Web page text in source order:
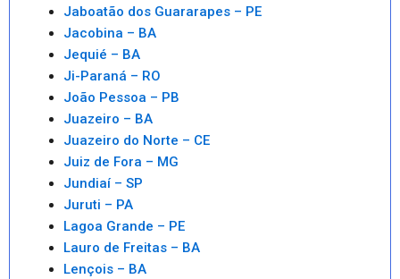
Jaboatão dos Guararapes – PE
Jacobina – BA
Jequié – BA
Ji-Paraná – RO
João Pessoa – PB
Juazeiro – BA
Juazeiro do Norte – CE
Juiz de Fora – MG
Jundiaí – SP
Juruti – PA
Lagoa Grande – PE
Lauro de Freitas – BA
Lençois – BA